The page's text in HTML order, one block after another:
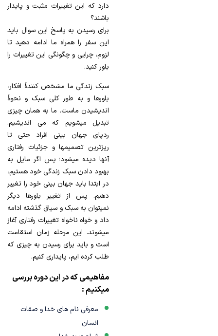
دارد که این تغییرات مثبت و پایدار
باشند؟
برای رسیدن به پاسخ این سوال باید
این سفر را همراه ما ادامه دهید تا
لزوم، چرایی و چگونگی این تغییرات را
باور کنید.
سبک زندگی ما مشخص کنندۀ افکار،
باورها و به طور کلی سبک و نحوۀ
اندیشیدن ماست. ما به همان چیزی
تبدیل میشویم که می اندیشیم.
ردپای جهان بینی افراد حتی تا
ریزترین تصمیمها و جزئیات رفتاری
آنها دیده میشود؛ پس اگر مایل به
بهبود دادن سبک زندگی خود هستیم،
در ابتدا باید جهان بینی خود را تغییر
دهیم. پس از تغییر باورها دیگر
نمیتوان به سبک و سیاق گذشته ادامه
داد و خواه ناخواه تغییرات رفتاری آغاز
میشوند. این مرحله زمان استقامت
است و باید برای رسیدن به چیزی که
طلب کرده ایم، پایداری کنیم.
مفاهیمی که در این دوره بررسی
میکنیم :
معرفی نام های خدا و صفات
انسان